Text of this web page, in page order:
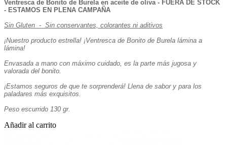
Ventresca de Bonito de Burela en aceite de oliva - FUERA DE STOCK
- ESTAMOS EN PLENA CAMPAÑA
Sin Gluten - Sin conservantes, colorantes ni aditivos
¡Nuestro producto estrella! ¡Ventresca de Bonito de Burela lámina a
lámina!
Envasada a mano con máximo cuidado, es la parte más jugosa y
valorada del bonito.
¡Estamos seguros de que te sorprenderá! Llena de sabor y para los
paladares más exquisitos.
Peso escurrido 130 gr.
Añadir al carrito